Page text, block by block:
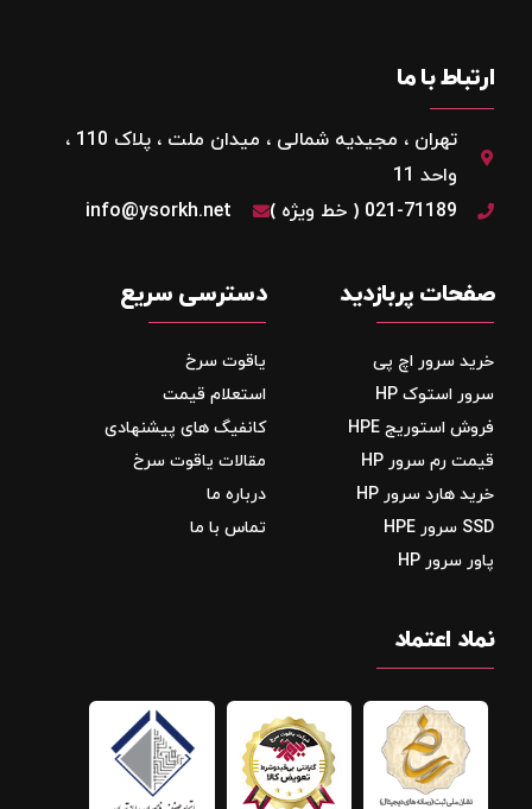
ارتباط با ما
تهران ، مجیدیه شمالی ، میدان ملت ، پلاک 110 ،
واحد 11
021-71189 ( خط ویژه )
info@ysorkh.net
صفحات پربازدید
خرید سرور اچ پی
سرور استوک HP
فروش استوریج‌ HPE
قیمت رم سرور HP
خرید هارد سرور HP
SSD سرور HPE
پاور سرور HP
دسترسی سریع
یاقوت سرخ
استعلام قیمت
کانفیگ های پیشنهادی
مقالات یاقوت سرخ
درباره ما
تماس با ما
نماد اعتماد